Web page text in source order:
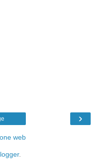
›
web
.